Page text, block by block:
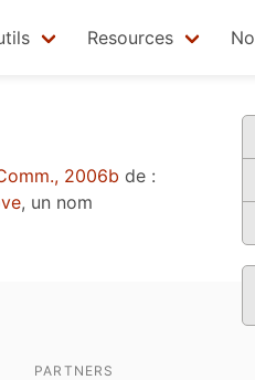
Resources
2006b de :
, un nom
PARTNERS